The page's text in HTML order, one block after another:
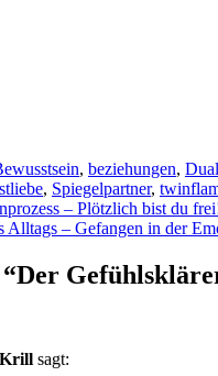
, beziehungen,
, Spiegelpartner,
– Plötzlich bist du
Alltags – Gefangen in der
“Der
sagt: